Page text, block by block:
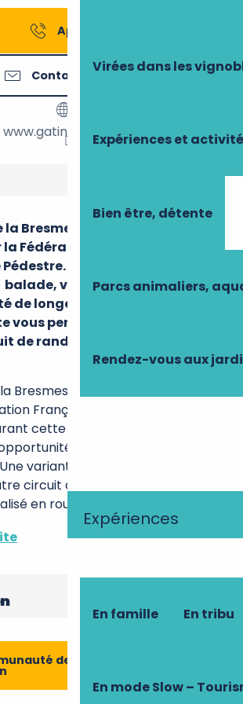
Virées dans les
Expériences et
Bien être, détente
Parcs animaliers,
Rendez-vous aux
Expériences
En famille En tribu
En mode Slow –
Appeler
Contactez-nous
www.gatine-racan.fr
Bresmes à Pernay est
Fédération Française de
Durant cette
vous aurez
de longer bois et cours d'eau.
vous permettra de rejoindre
de randonnée de la
Bresmes à Pernay est labélisé
Française de Randonnée
cette charmante balade,
de longer bois et
variante vous permettra de
circuit de randonnée de la
en rouge et en sens...
de Communes Gâtine-